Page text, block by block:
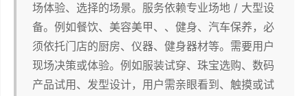
场体验、选择的场景。服务依赖专业场地 / 大型设
备。例如餐饮、美容美甲、、健身、汽车保养，必
须依托门店的厨房、仪器、健身器材等。需要用户
现场决策或体验。例如服装试穿、珠宝选购、数码
产品试用、发型设计，用户需亲眼看到、触摸或试